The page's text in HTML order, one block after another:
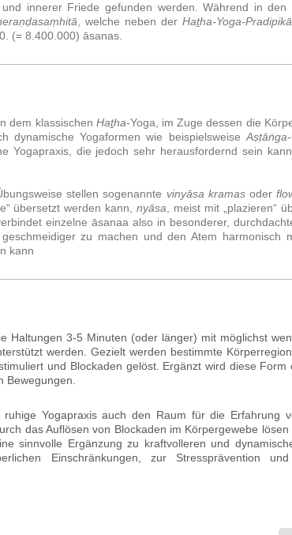
innerer Friede gefunden werden. Während in den
, welche neben der Haṯha-Yoga-Pradipikā
(= 8.400.000) āsanas.
dem klassischen Haṯha-Yoga, im Zuge dessen die
dynamische Yogaformen wie beispielsweise Aṣṭāṅga
Yogapraxis, die jedoch sehr herausfordernd sein
stellen sogenannte vinyāsa kramasoder
übersetzt werden kann,nyāsa , meist mit „plazieren“
einzelne āsanaa also in besonderer,
zu machen und den Atem harmonisch
kann
Haltungen 3-5 Minuten (oder länger) mit möglichst
werden. Gezielt werden bestimmte
und Blockaden gelöst. Ergänzt wird diese Form
Bewegungen.
Yogapraxis auch den Raum für die Erfahrung
das Auflösen von Blockaden im Körpergewebe
sinnvolle Ergänzung zu kraftvolleren und
Einschränkungen, zur Stressprävention